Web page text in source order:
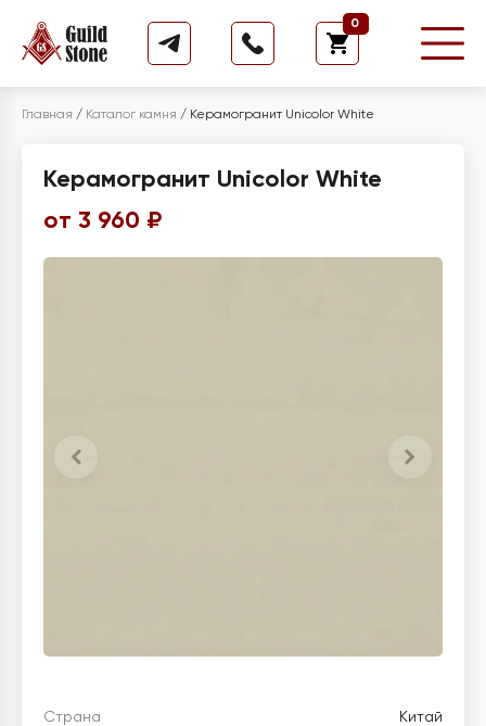
0
Главная / Каталог камня / Керамогранит Unicolor White
Керамогранит Unicolor White
от 3 960 ₽
Страна Китай